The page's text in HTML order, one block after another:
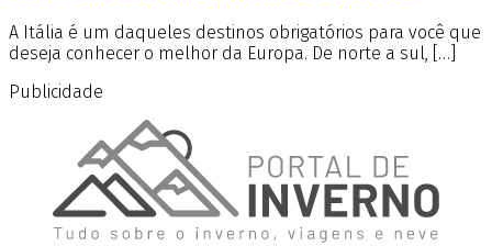
A Itália é um daqueles destinos obrigatórios para você que
deseja conhecer o melhor da Europa. De norte a sul, […]
Publicidade